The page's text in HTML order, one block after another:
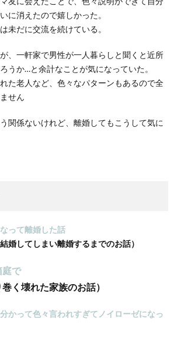
に消えたので嬉しかった。
未だに交流を続けている。
、一軒家で男性が一人暮らしと聞くと近所
うか…と余計なことが気になっていた。
た老人など、色々なパターンもあるので全
せん
関係ないけれど、離婚してもこうして気に
って離婚した話
婚してしまい離婚するまでのお話）
庭で
く壊れた家族のお話）
かって色々言われすぎてノイローゼになっ